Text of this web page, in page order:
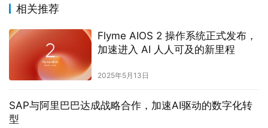
相关推荐
Flyme AIOS 2 操作系统正式发布，
加速进入 AI 人人可及的新里程
2025年5月13日
SAP与阿里巴巴达成战略合作，加速AI驱动的数字化转
型